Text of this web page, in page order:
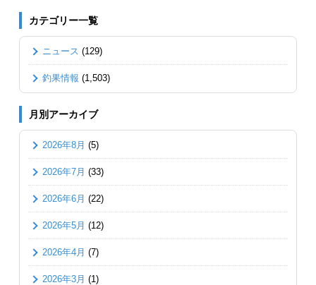
カテゴリー一覧
ニュース (129)
釣果情報 (1,503)
月別アーカイブ
2026年8月 (5)
2026年7月 (33)
2026年6月 (22)
2026年5月 (12)
2026年4月 (7)
2026年3月 (1)